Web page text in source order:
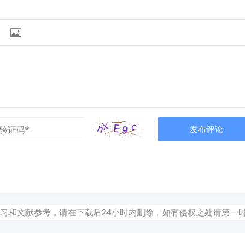

发布评论
和文献参考，请在下载后24小时内删除，如有侵权之处请第